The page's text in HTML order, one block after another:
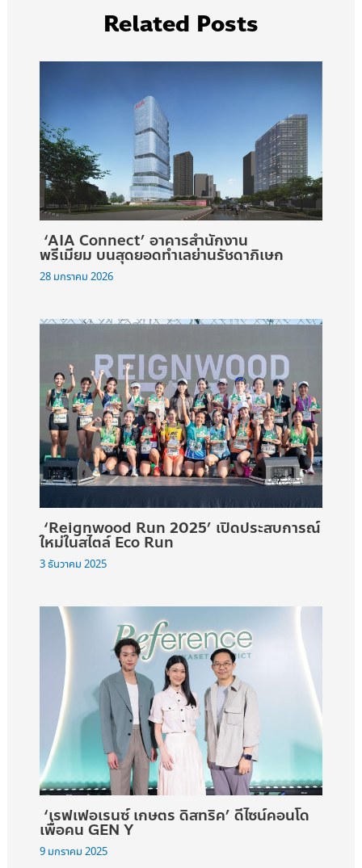
Related Posts
‘AIA Connect’ อาคารสำนักงาน
พรีเมียม บนสุดยอดทำเลย่านรัชดาภิเษก
28 มกราคม 2026
‘Reignwood Run 2025’ เปิดประสบการณ์
ใหม่ในสไตล์ Eco Run
3 ธันวาคม 2025
‘เรฟเฟอเรนซ์ เกษตร ดิสทริค’ ดีไซน์คอนโด
เพื่อคน GEN Y
9 มกราคม 2025